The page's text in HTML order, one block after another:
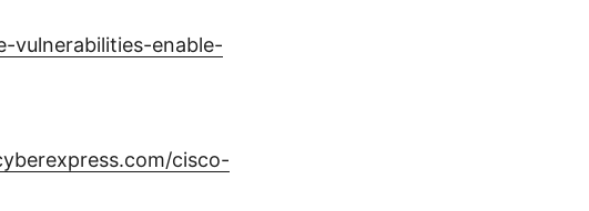
vulnerabilities-enable-
cisco-